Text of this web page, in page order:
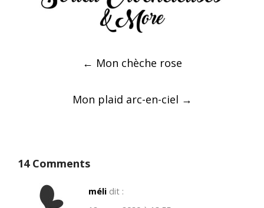
← Mon chèche rose
Mon plaid arc-en-ciel →
14 Comments
méli dit :